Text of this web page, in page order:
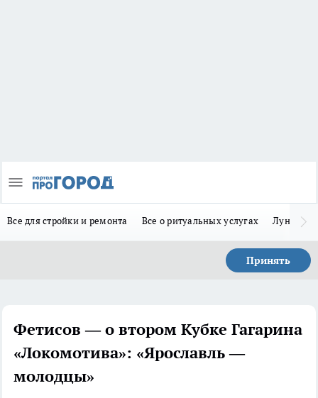
Все для стройки и ремонта Все о ритуальных услугах Лунно-
Принять
Фетисов — о втором Кубке Гагарина
«Локомотива»: «Ярославль —
молодцы»